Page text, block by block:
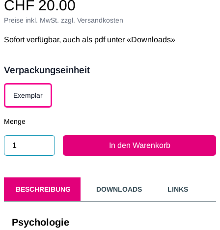
CHF 20.00
Preise inkl. MwSt. zzgl. Versandkosten
Sofort verfügbar, auch als pdf unter «Downloads»
Verpackungseinheit
Verpackungseinheit
Exemplar
Menge
In den Warenkorb
BESCHREIBUNG DOWNLOADS LINKS
Psychologie